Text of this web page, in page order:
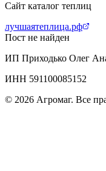
Сайт каталог теплиц
лучшаятеплица.рф
Пост не найден
ИП Приходько Олег
ИНН 591100085152
© 2026 Агромаг. Все